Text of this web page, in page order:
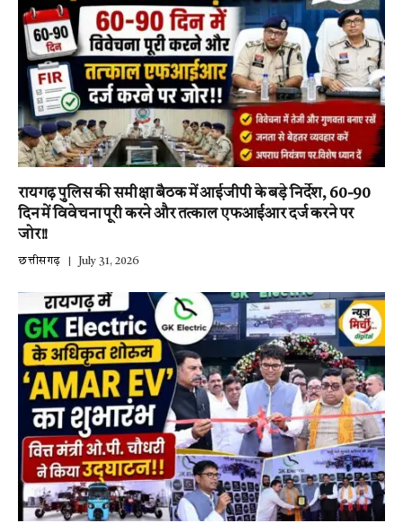
रायगढ़ पुलिस की समीक्षा बैठक में आईजीपी के बड़े निर्देश, 60-90
दिन में विवेचना पूरी करने और तत्काल एफआईआर दर्ज करने पर
जोर!!
छत्तीसगढ़ July 31, 2026